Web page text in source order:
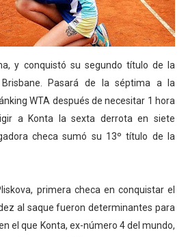
slalom 2026 (Oklahoma City,
2026 - Tadej Pogacar
1 2026 - Lando Norris consigue
2026 - Estados Unidos
de saltos 2026 (París,
y conquistó su segundo título de la
Pasará de la séptima a la
WTA después de necesitar 1 hora
a Konta la sexta derrota en siete
checa sumó su 13º título de la
primera checa en conquistar el
al saque fueron determinantes para
el que Konta, ex-número 4 del mundo,